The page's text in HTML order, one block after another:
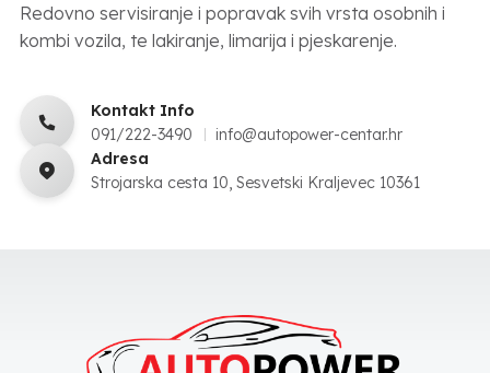
Redovno servisiranje i popravak svih vrsta osobnih i
kombi vozila, te lakiranje, limarija i pjeskarenje.
Kontakt Info
091/222-3490
info@autopower-centar.hr
Adresa
Strojarska cesta 10, Sesvetski Kraljevec 10361